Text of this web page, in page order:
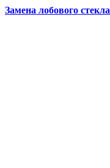
Замена лобового стекла